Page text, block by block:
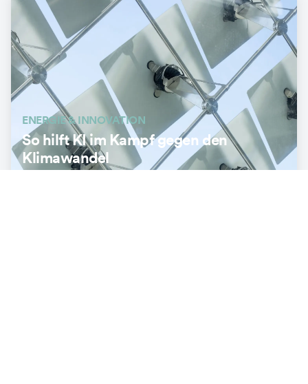
ENERGIE & INNOVATION
So hilft KI im Kampf gegen den
Klimawandel